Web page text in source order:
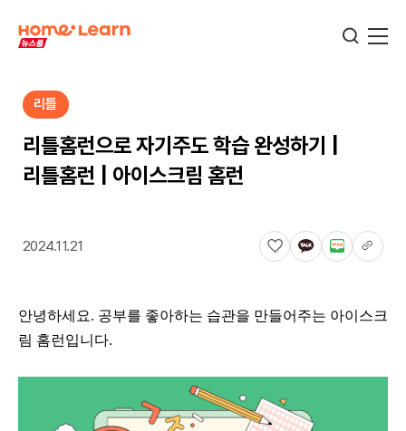
기업뉴스
서비스뉴스
교육정보
학습정보
리틀
리틀홈런으로 자기주도 학습 완성하기 |
리틀홈런 | 아이스크림 홈런
2024.11.21
안녕하세요. 공부를 좋아하는 습관을 만들어주는 아이스크
림 홈런입니다.